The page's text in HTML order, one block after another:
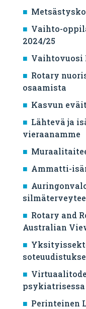
Vaihto-
2024/25
Vaihtovuosi
Rotary
osaamista
Kasvun
Lähtevä ja
vieraanamme
Ammatti-
Rotary and
Australian
psykiatrisessa
Perinteinen